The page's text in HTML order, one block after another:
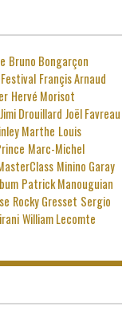
Bruno Bongarçon
Festival Françis Arnaud
Hervé Morisot
Jimi Drouillard Joël Favreau
Marthe Louis
Marc-Michel
Minino Garay
Patrick Manouguian
Rocky Gresset Sergio
William Lecomte